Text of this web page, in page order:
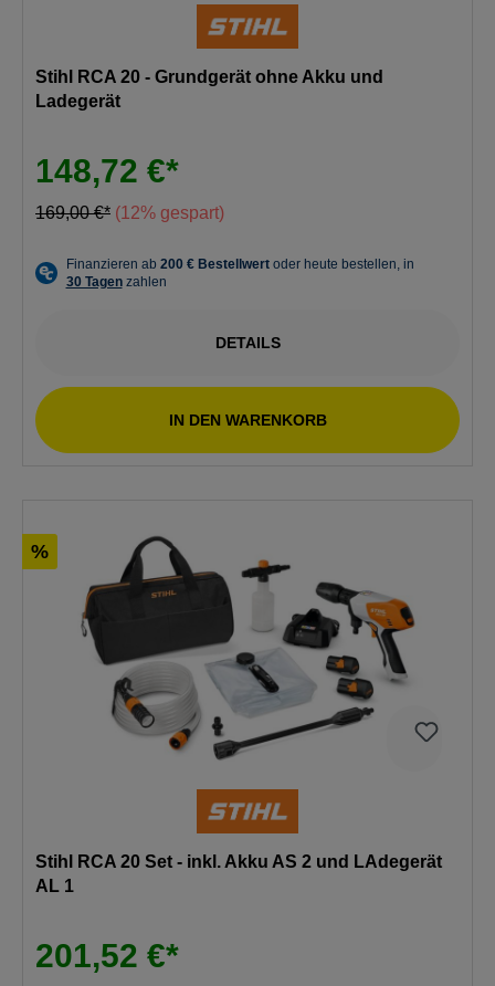
Stihl RCA 20 - Grundgerät ohne Akku und
Ladegerät
148,72 €*
169,00 €* (12% gespart)
DETAILS
IN DEN WARENKORB
%
Stihl RCA 20 Set - inkl. Akku AS 2 und LAdegerät
AL 1
201,52 €*